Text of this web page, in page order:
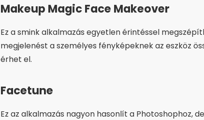
Makeup Magic Face Makeover
Ez a smink alkalmazás egyetlen érintéssel
megjelenést a személyes fényképeknek az eszköz
érhet el.
Facetune
Ez az alkalmazás nagyon hasonlít a Photoshophoz,